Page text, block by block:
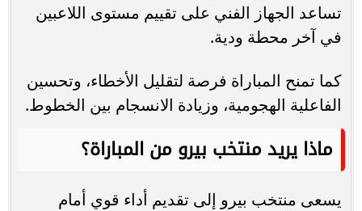
تساعد الجهاز الفني على تقييم مستوى اللاعبين
في آخر محطة ودية.
كما تمنح المباراة فرصة لتقليل الأخطاء، وتحسين
الفاعلية الهجومية، وزيادة الانسجام بين الخطوط.
ماذا يريد منتخب بيرو من المباراة؟
يسعى منتخب بيرو إلى تقديم أداء قوي أمام